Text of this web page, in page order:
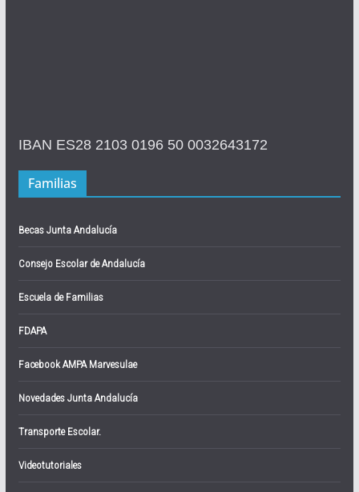
IBAN ES28 2103 0196 50 0032643172
Familias
Becas Junta Andalucía
Consejo Escolar de Andalucía
Escuela de Familias
FDAPA
Facebook AMPA Marvesulae
Novedades Junta Andalucía
Transporte Escolar.
Videotutoriales